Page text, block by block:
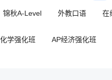
锦秋A-Level 外教口语 在
学强化班 AP经济强化班